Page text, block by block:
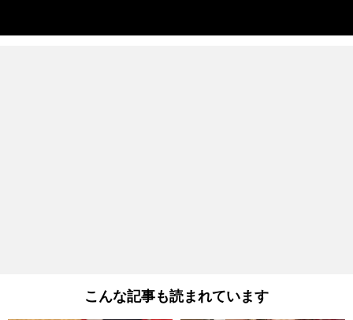
こんな記事も読まれています